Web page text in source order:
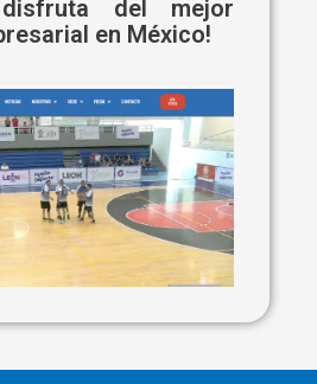
del mejor
en México!